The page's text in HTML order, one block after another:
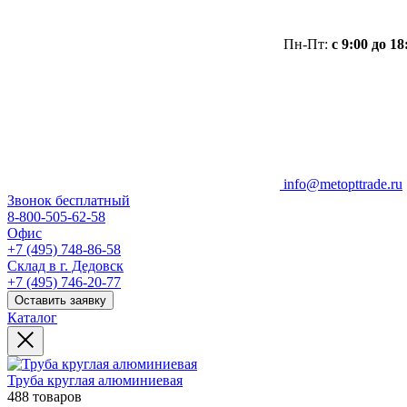
Пн-Пт: с 9:00 до
info@metopttrade.ru
Звонок бесплатный
8-800-505-62-58
Офис
+7 (495) 748-86-58
Склад в г. Дедовск
+7 (495) 746-20-77
Оставить заявку
Каталог
Труба круглая алюминиевая
488 товаров